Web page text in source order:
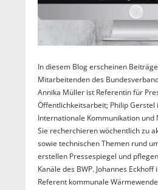
In diesem Blog erscheinen
Mitarbeitenden des
Annika Müller ist Referentin für
Öffentlichkeitsarbeit; Philip Gerstel
Internationale Kommunikation und
Sie recherchieren wöchentlich zu
sowie technischen Themen rund
erstellen Pressespiegel und
Kanäle des BWP. Johannes
Referent kommunale